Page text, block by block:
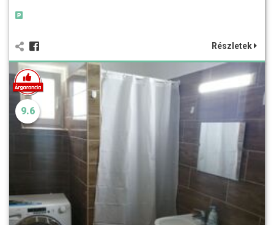
Részletek
9.6